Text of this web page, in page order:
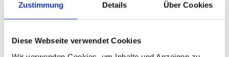
Zustimmung Details Über Cookies
Diese Webseite verwendet Cookies
Mehr erfahren